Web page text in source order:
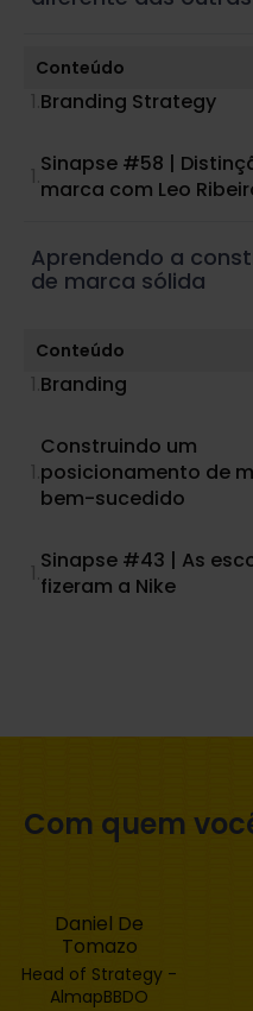
Conteúdo
Branding Strategy
Sinapse #58 |
marca com Leo
Aprendendo a
de marca sólida
Conteúdo
Branding
Construindo um
posicionamento de
bem-sucedido
Sinapse #43 | As
fizeram a Nike
Com quem
Daniel De
Tomazo
Head of Strategy -
AlmapBBDO